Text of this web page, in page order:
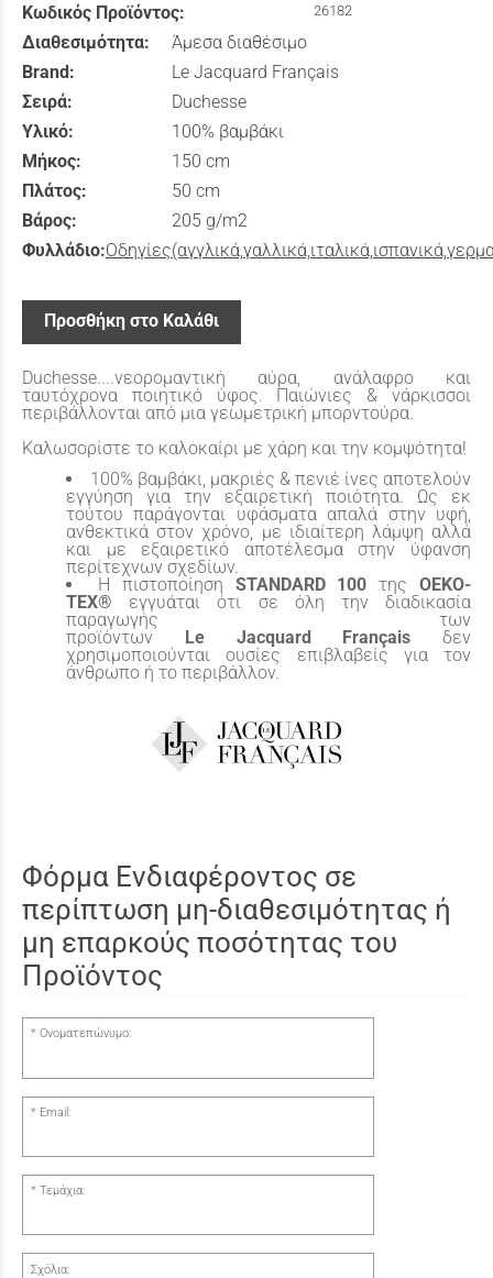
Κωδικός Προϊόντος: 26182
Διαθεσιμότητα:
Άμεσα διαθέσιμο
Brand:
Le Jacquard Français
Σειρά:
Duchesse
Υλικό:
100% βαμβάκι
Μήκος:
150 cm
Πλάτος:
50 cm
Βάρος:
205 g/m2
Φυλλάδιο:
Προσθήκη στο Καλάθι
Duchesse....νεορομαντική αύρα, ανάλαφρο και
ταυτόχρονα ποιητικό ύφος. Παιώνιες & νάρκισσοι
περιβάλλονται από μια γεωμετρική μπορντούρα.
Καλωσορίστε το καλοκαίρι με χάρη και την κομψότητα!
100% βαμβάκι, μακριές & πενιέ ίνες αποτελούν
εγγύηση για την εξαιρετική ποιότητα. Ως εκ
τούτου παράγονται υφάσματα απαλά στην υφή,
ανθεκτικά στον χρόνο, με ιδιαίτερη λάμψη αλλά
και με εξαιρετικό αποτέλεσμα στην ύφανση
περίτεχνων σχεδίων.
Η πιστοποίηση
STANDARD 100 της OEKO-
TEX®
εγγυάται ότι σε όλη την διαδικασία
παραγωγής των
προϊόντων
Le Jacquard Français
δεν
χρησιμοποιούνται ουσίες επιβλαβείς για τον
άνθρωπο ή το περιβάλλον.
Φόρμα Ενδιαφέροντος σε
περίπτωση μη-διαθεσιμότητας ή
μη επαρκούς ποσότητας του
Προϊόντος
Ονοματεπώνυμο:
Email:
Τεμάχια:
Σχόλια: